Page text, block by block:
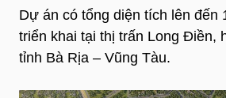
Dự án có tổng diện tích lên đến
triển khai tại thị trấn Long Điền,
tỉnh Bà Rịa – Vũng Tàu.